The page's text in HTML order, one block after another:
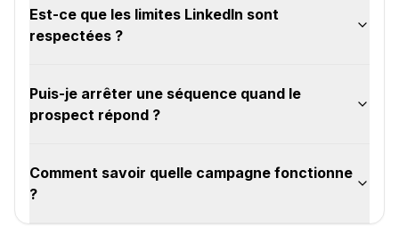
Est-ce que les limites LinkedIn sont
respectées ?
Puis-je arrêter une séquence quand le
prospect répond ?
Comment savoir quelle campagne fonctionne
?